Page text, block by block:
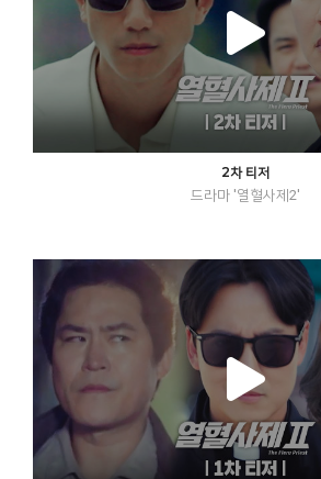
2차 티저
드라마 '열혈사제2'